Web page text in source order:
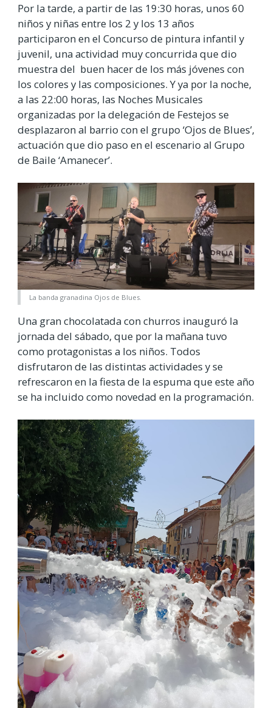
Por la tarde, a partir de las 19:30 horas, unos 60
niños y niñas entre los 2 y los 13 años
participaron en el Concurso de pintura infantil y
juvenil, una actividad muy concurrida que dio
muestra del buen hacer de los más jóvenes con
los colores y las composiciones. Y ya por la noche,
a las 22:00 horas, las Noches Musicales
organizadas por la delegación de Festejos se
desplazaron al barrio con el grupo ‘Ojos de Blues’,
actuación que dio paso en el escenario al Grupo
de Baile ‘Amanecer’.
La banda granadina Ojos de Blues.
Una gran chocolatada con churros inauguró la
jornada del sábado, que por la mañana tuvo
como protagonistas a los niños. Todos
disfrutaron de las distintas actividades y se
refrescaron en la fiesta de la espuma que este año
se ha incluido como novedad en la programación.